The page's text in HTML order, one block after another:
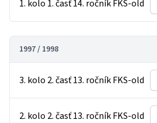
1. kolo 1. časť 14. ročník FKS-old
1997 / 1998
3. kolo 2. časť 13. ročník FKS-old
2. kolo 2. časť 13. ročník FKS-old